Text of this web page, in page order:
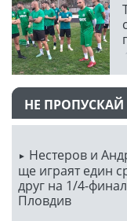
НЕ ПРОПУСКАЙ
Нестеров и
ще играят един
друг на 1/4-
Пловдив